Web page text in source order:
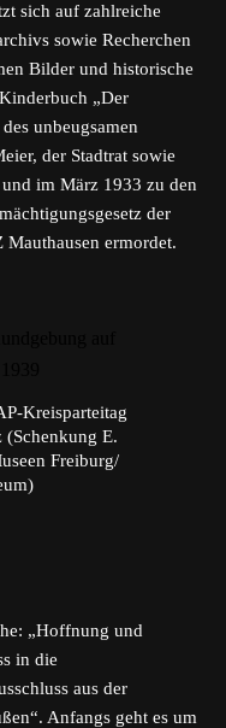
sich auf zahlreiche
sowie Recherchen
Bilder und historische
„Der
unbeugsamen
der Stadtrat sowie
im März 1933 zu den
der
ermordet.
Kreisparteitag
(Schenkung E.
Freiburg/
„Hoffnung und
in die
aus der
Anfangs geht es um